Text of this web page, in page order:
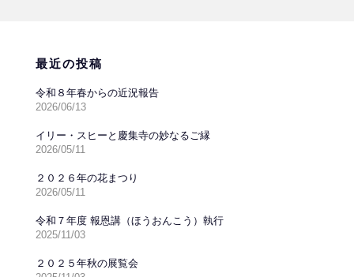
最近の投稿
令和８年春からの近況報告
2026/06/13
イリー・スヒーと慶集寺の妙なるご縁
2026/05/11
２０２６年の花まつり
2026/05/11
令和７年度 報恩講（ほうおんこう）執行
2025/11/03
２０２５年秋の展覧会